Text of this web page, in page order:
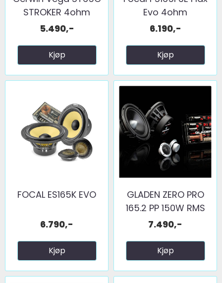
STROKER 4ohm
5.490,-
Kjøp
Evo 4ohm
6.190,-
Kjøp
FOCAL ES165K EVO
6.790,-
Kjøp
GLADEN ZERO PRO
165.2 PP 150W RMS
7.490,-
Kjøp